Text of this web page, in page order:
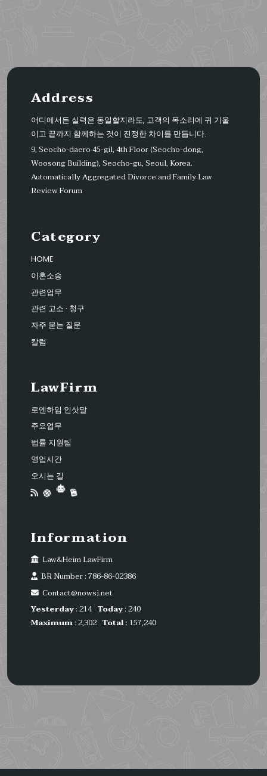
Address
어디에서든 실력은 동일할지라도, 고객의 목소리에 귀 기울
이고 끝까지 함께하는 것이 진정한 차이를 만듭니다.
9, Seocho-daero 45-gil, 4th Floor (Seocho-dong,
Woosong Building), Seocho-gu, Seoul, Korea.
Automatically Aggregated Divorce and Family Law
Review Forum
Category
HOME
이혼소송
관련업무
관련 고소 · 청구
자주 묻는 질문
칼럼
LawFirm
로엔하임 인삿말
주요업무
법률 지원팀
영업시간
오시는 길
Information
Law&Heim LawFirm
BR Number : 786-86-02386
Contact@nowsj.net
Yesterday: 214 Today: 240
Maximum: 2,302 Total: 157,240